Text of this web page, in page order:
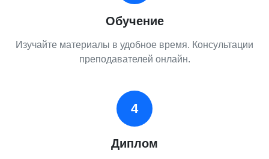
Обучение
Изучайте материалы в удобное время. Консультации
преподавателей онлайн.
4
Диплом